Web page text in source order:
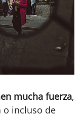
mucha fuerza,
o incluso de